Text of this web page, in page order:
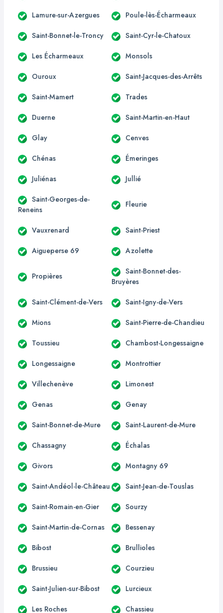
Lamure-sur-Azergues Poule-lès-Écharmeaux
Saint-Bonnet-le-Troncy Saint-Cyr-le-Chatoux
Les Écharmeaux Monsols
Ouroux Saint-Jacques-des-Arrêts
Saint-Mamert Trades
Duerne Saint-Martin-en-Haut
Glay Cenves
Chénas Émeringes
Juliénas Jullié
Saint-Georges-de-
Reneins
Fleurie
Vauxrenard Saint-Priest
Aigueperse 69 Azolette
Propières
Saint-Bonnet-des-
Bruyères
Saint-Clément-de-Vers Saint-Igny-de-Vers
Mions Saint-Pierre-de-Chandieu
Toussieu Chambost-Longessaigne
Longessaigne Montrottier
Villechenève Limonest
Genas Genay
Saint-Bonnet-de-Mure Saint-Laurent-de-Mure
Chassagny Échalas
Givors Montagny 69
Saint-Andéol-le-Château Saint-Jean-de-Touslas
Saint-Romain-en-Gier Sourzy
Saint-Martin-de-Cornas Bessenay
Bibost Brullioles
Brussieu Courzieu
Saint-Julien-sur-Bibost Lurcieux
Les Roches Chassieu